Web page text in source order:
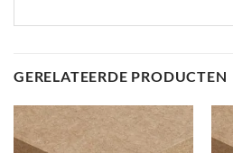
GERELATEERDE PRODUCTEN